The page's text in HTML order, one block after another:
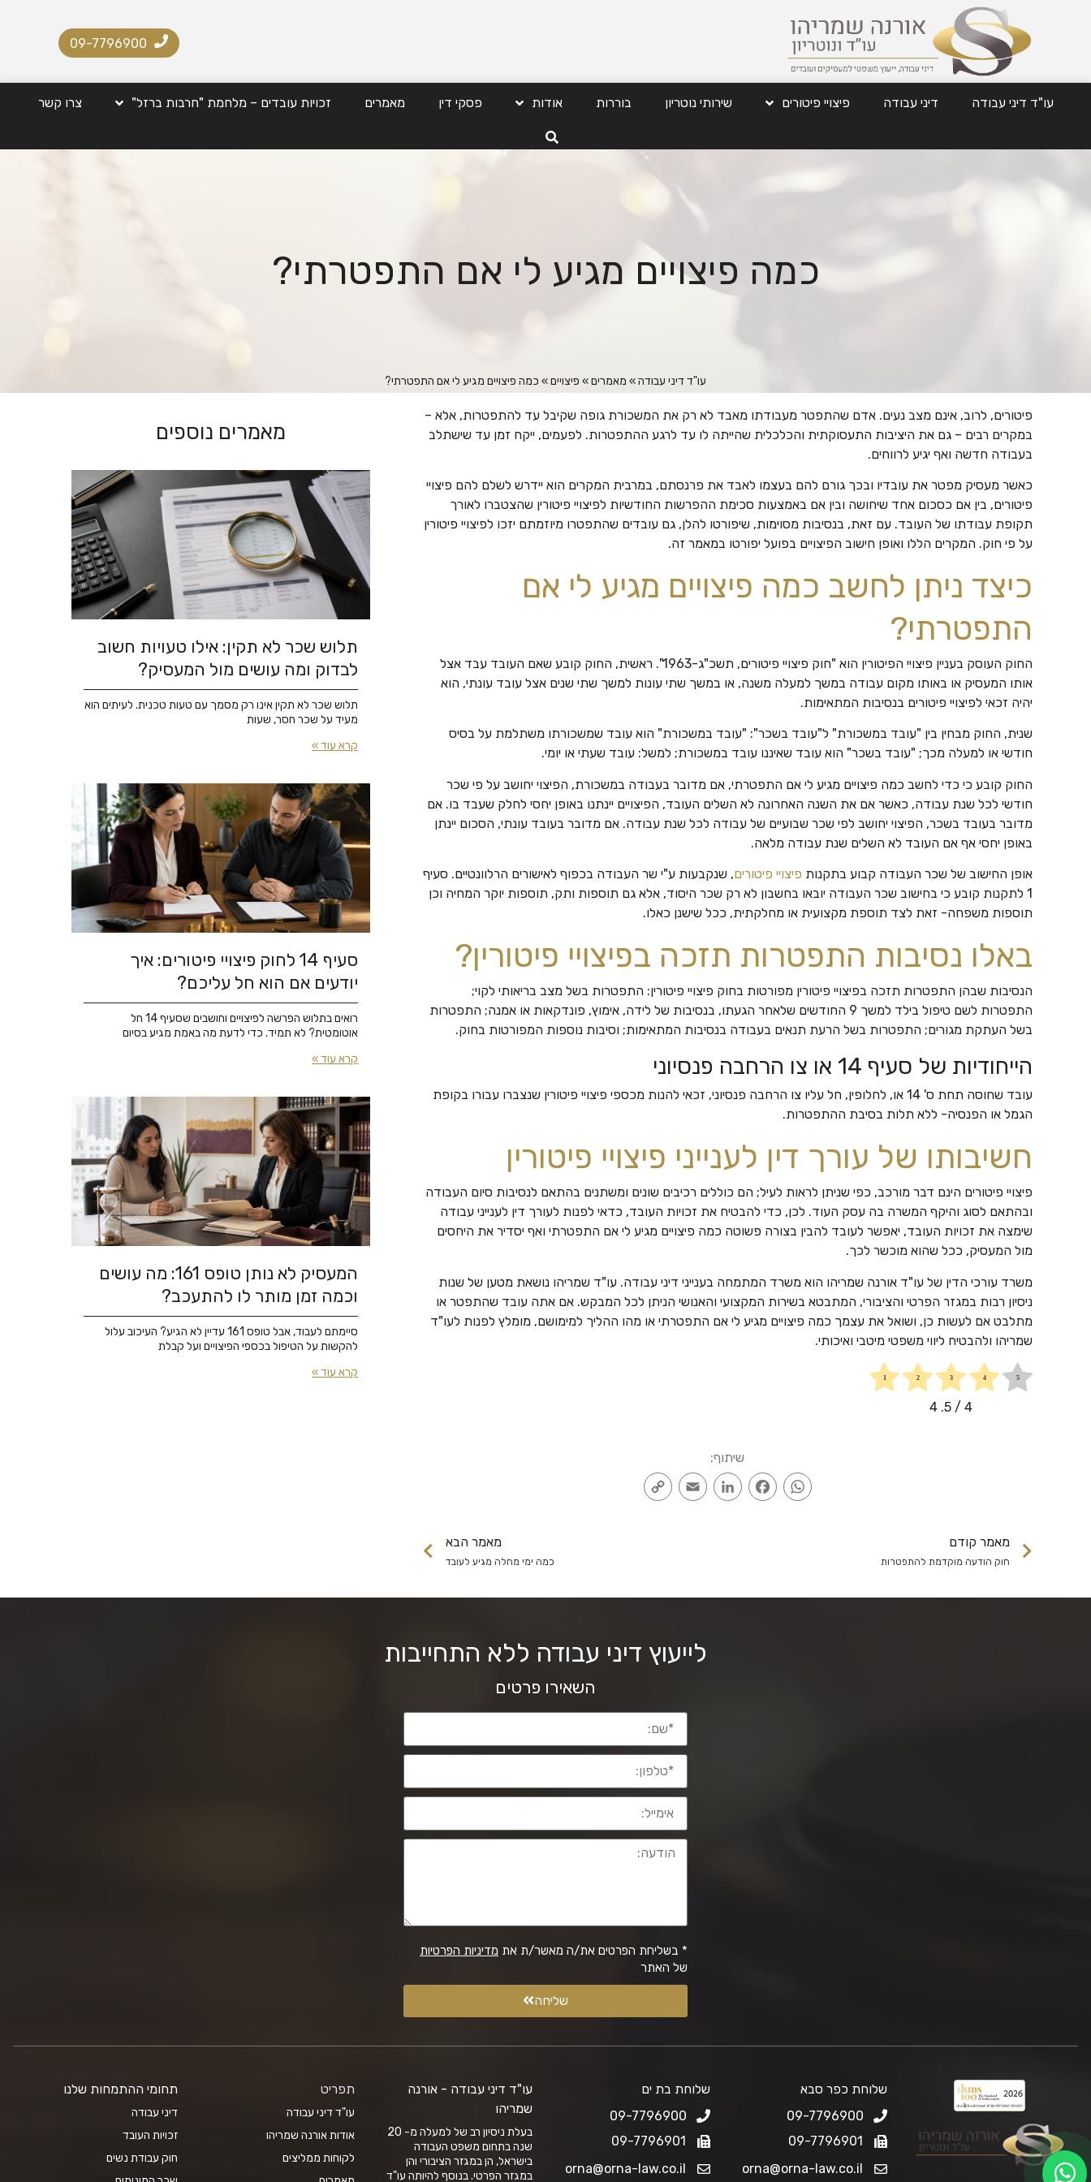
09-7796900
עו"ד דיני עבודה דיני עבודה פיצויי פיטורים שירותי נוטריון בוררות אודות פסקי דין מאמרים זכויות עובדים – מלחמת "חרבות ברזל" צרו קשר
כמה פיצויים מגיע לי אם התפטרתי?
עו"ד דיני עבודה» מאמרים» פיצויים» כמה פיצויים מגיע לי אם התפטרתי?
פיטורים, לרוב, אינם מצב נעים. אדם שהתפטר מעבודתו מאבד לא רק את המשכורת גופה שקיבל עד להתפטרות, אלא –
במקרים רבים – גם את היציבות התעסוקתית והכלכלית שהייתה לו עד לרגע ההתפטרות. לפעמים, ייקח זמן עד שישתלב
בעבודה חדשה ואף יגיע לרווחים.
כאשר מעסיק מפטר את עובדיו ובכך גורם להם בעצמו לאבד את פרנסתם, במרבית המקרים הוא יידרש לשלם להם פיצויי
פיטורים, בין אם כסכום אחד שיחושה ובין אם באמצעות סכימת ההפרשות החודשיות לפיצויי פיטורין שהצטברו לאורך
תקופת עבודתו של העובד. עם זאת, בנסיבות מסוימות, שיפורטו להלן, גם עובדים שהתפטרו מיוזמתם יזכו לפיצויי פיטורין
על פי חוק. המקרים הללו ואופן חישוב הפיצויים בפועל יפורטו במאמר זה.
כיצד ניתן לחשב כמה פיצויים מגיע לי אם
התפטרתי?
החוק העוסק בעניין פיצויי הפיטורין הוא "חוק פיצויי פיטורים, תשכ"ג-1963". ראשית, החוק קובע שאם העובד עבד אצל
אותו המעסיק או באותו מקום עבודה במשך למעלה משנה, או במשך שתי עונות למשך שתי שנים אצל עובד עונתי, הוא
יהיה זכאי לפיצויי פיטורים בנסיבות המתאימות.
שנית, החוק מבחין בין "עובד במשכורת" ל"עובד בשכר": "עובד במשכורת" הוא עובד שמשכורתו משתלמת על בסיס
חודשי או למעלה מכך; "עובד בשכר" הוא עובד שאיננו עובד במשכורת; למשל: עובד שעתי או יומי.
החוק קובע כי כדי לחשב כמה פיצויים מגיע לי אם התפטרתי, אם מדובר בעבודה במשכורת, הפיצוי יחושב על פי שכר
חודשי לכל שנת עבודה, כאשר אם את השנה האחרונה לא השלים העובד, הפיצויים יינתנו באופן יחסי לחלק שעבד בו. אם
מדובר בעובד בשכר, הפיצוי יחושב לפי שכר שבועיים של עבודה לכל שנת עבודה. אם מדובר בעובד עונתי, הסכום יינתן
באופן יחסי אף אם העובד לא השלים שנת עבודה מלאה.
אופן החישוב של שכר העבודה קבוע בתקנות פיצויי פיטורים, שנקבעות ע"י שר העבודה בכפוף לאישורים הרלוונטיים. סעיף
1 לתקנות קובע כי בחישוב שכר העבודה יובאו בחשבון לא רק שכר היסוד, אלא גם תוספות ותק, תוספות יוקר המחיה וכן
תוספות משפחה- זאת לצד תוספת מקצועית או מחלקתית, ככל שישנן כאלו.
באלו נסיבות התפטרות תזכה בפיצויי פיטורין?
הנסיבות שבהן התפטרות תזכה בפיצויי פיטורין מפורטות בחוק פיצויי פיטורין: התפטרות בשל מצב בריאותי לקוי;
התפטרות לשם טיפול בילד למשך 9 החודשים שלאחר הגעתו, בנסיבות של לידה, אימוץ, פונדקאות או אמנה; התפטרות
בשל העתקת מגורים; התפטרות בשל הרעת תנאים בעבודה בנסיבות המתאימות; וסיבות נוספות המפורטות בחוק.
הייחודיות של סעיף 14 או צו הרחבה פנסיוני
עובד שחוסה תחת ס' 14 או, לחלופין, חל עליו צו הרחבה פנסיוני, זכאי להנות מכספי פיצויי פיטורין שנצברו עבורו בקופת
הגמל או הפנסיה- ללא תלות בסיבת ההתפטרות.
חשיבותו של עורך דין לענייני פיצויי פיטורין
פיצויי פיטורים הינם דבר מורכב, כפי שניתן לראות לעיל; הם כוללים רכיבים שונים ומשתנים בהתאם לנסיבות סיום העבודה
ובהתאם לסוג והיקף המשרה בה עסק העוד. לכן, כדי להבטיח את זכויות העובד, כדאי לפנות לעורך דין לענייני עבודה
שימצה את זכויות העובד, יאפשר לעובד להבין בצורה פשוטה כמה פיצויים מגיע לי אם התפטרתי ואף יסדיר את היחסים
מול המעסיק, ככל שהוא מוכשר לכך.
משרד עורכי הדין של עו"ד אורנה שמריהו הוא משרד המתמחה בענייני דיני עבודה. עו"ד שמריהו נושאת מטען של שנות
ניסיון רבות במגזר הפרטי והציבורי, המתבטא בשירות המקצועי והאנושי הניתן לכל המבקש. אם אתה עובד שהתפטר או
מתלבט אם לעשות כן, ושואל את עצמך כמה פיצויים מגיע לי אם התפטרתי או מהו ההליך למימושם, מומלץ לפנות לעו"ד
שמריהו ולהבטיח ליווי משפטי מיטבי ואיכותי.
4
/ 5.
4
שיתוף:
WhatsApp
Facebook
LinkedIn
Email
מאמר קודם
חוק הודעה מוקדמת להתפטרות
מאמר הבא
כמה ימי מחלה מגיע לעובד
מאמרים נוספים
תלוש שכר לא תקין: אילו טעויות חשוב
לבדוק ומה עושים מול המעסיק?
תלוש שכר לא תקין אינו רק מסמך עם טעות טכנית. לעיתים הוא
מעיד על שכר חסר, שעות
קרא עוד »
סעיף 14 לחוק פיצויי פיטורים: איך
יודעים אם הוא חל עליכם?
רואים בתלוש הפרשה לפיצויים וחושבים שסעיף 14 חל
אוטומטית? לא תמיד. כדי לדעת מה באמת מגיע בסיום
קרא עוד »
המעסיק לא נותן טופס 161: מה עושים
וכמה זמן מותר לו להתעכב?
סיימתם לעבוד, אבל טופס 161 עדיין לא הגיע? העיכוב עלול
להקשות על הטיפול בכספי הפיצויים ועל קבלת
קרא עוד »
לייעוץ דיני עבודה ללא התחייבות
השאירו פרטים
* בשליחת הפרטים את/ה מאשר/ת את מדיניות הפרטיות
של האתר
שליחה
שלוחת כפר סבא
09-7796900
09-7796901
orna@orna-law.co.il
שלוחת בת ים
09-7796900
09-7796901
orna@orna-law.co.il
עו"ד דיני עבודה - אורנה
שמריהו
בעלת ניסיון רב של למעלה מ- 20
שנה בתחום משפט העבודה
בישראל, הן במגזר הציבורי והן
במגזר הפרטי. בנוסף להיותה עו"ד
תפריט
עו"ד דיני עבודה
אודות אורנה שמריהו
לקוחות ממליצים
תחומי ההתמחות שלנו
דיני עבודה
זכויות העובד
חוק עבודת נשים